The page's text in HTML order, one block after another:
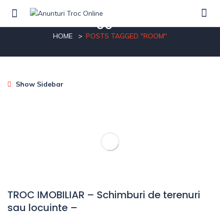
Posts tagged"Room"
HOME POSTS TAGGED "ROOM"
Show Sidebar
TROC IMOBILIAR – Schimburi de terenuri
sau locuinte –